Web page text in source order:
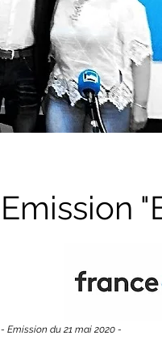
Emission
- Emission du 21 mai 2020 -